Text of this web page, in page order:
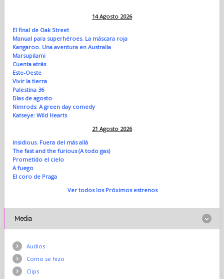
14 Agosto 2026
El final de Oak Street
Manual para superhéroes. La máscara roja
Kangaroo. Una aventura en Australia
Marsupilami
Cuenta atrás
Este-Oeste
Vivir la tierra
Palestina 36
Días de agosto
Nimrods: A green day comedy
Katseye: Wild Hearts
21 Agosto 2026
Insidious. Fuera del más allá
The fast and the furious (A todo gas)
Prometido el cielo
A fuego
El coro de Praga
Ver todos los Próximos estrenos
Media
Audios
Como se hizo
Clips